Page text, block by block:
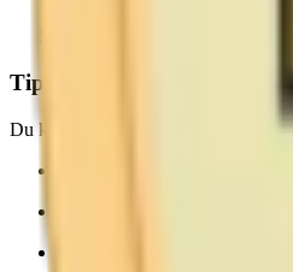
Förvara i kylskåp i minst 48
Tips för alla Prillans
Du kan enkelt justera både fuktighet